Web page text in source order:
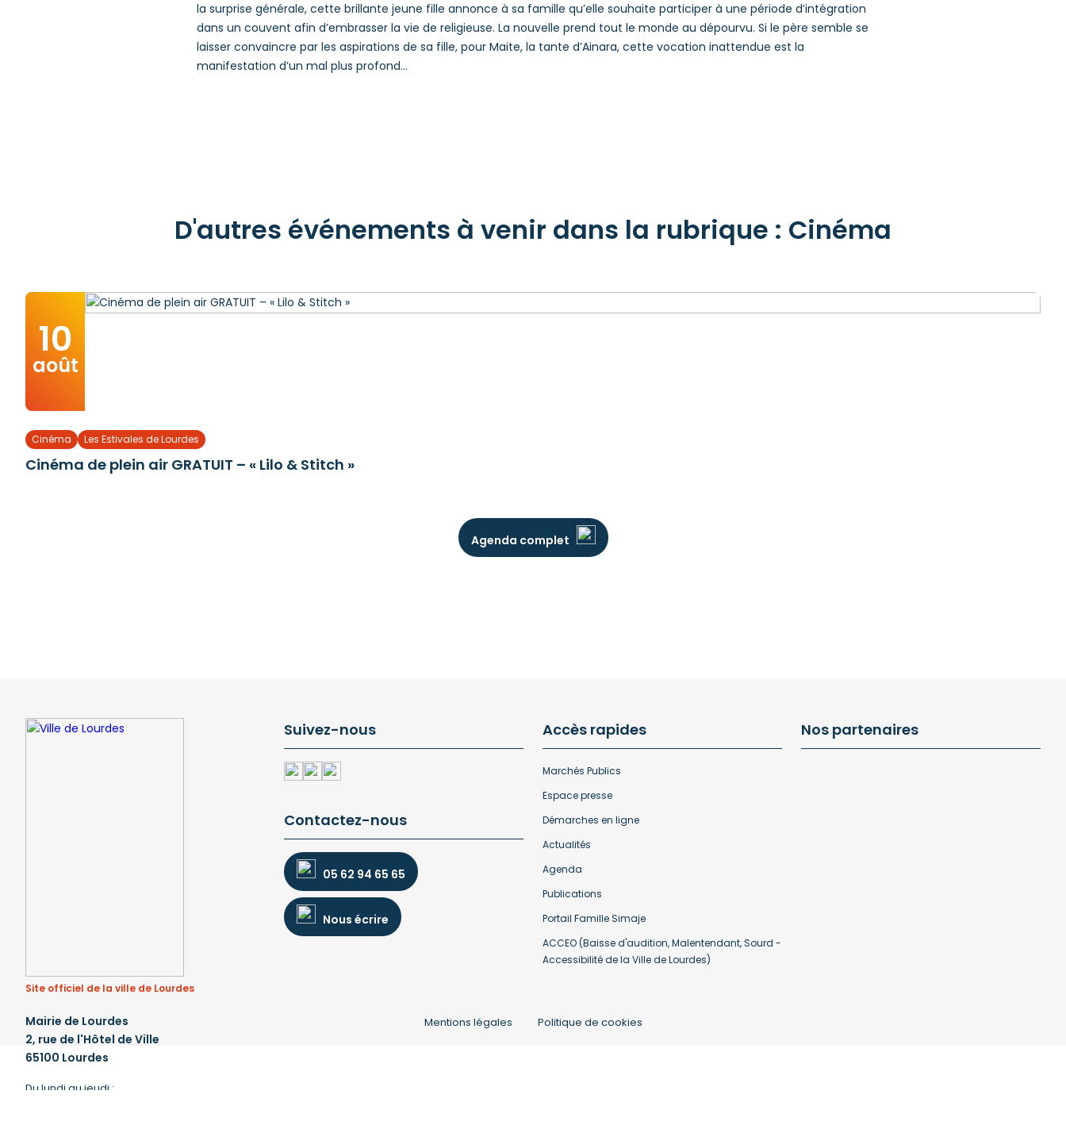
la surprise générale, cette brillante jeune fille annonce à sa famille qu’elle souhaite participer à une période d’intégration
dans un couvent afin d’embrasser la vie de religieuse. La nouvelle prend tout le monde au dépourvu. Si le père semble se
laisser convaincre par les aspirations de sa fille, pour Maite, la tante d’Ainara, cette vocation inattendue est la
manifestation d’un mal plus profond…
D'autres événements à venir dans la rubrique : Cinéma
10
août
Cinéma Les Estivales de Lourdes
Cinéma de plein air GRATUIT – « Lilo & Stitch »
Agenda complet
Site officiel de la ville de Lourdes
Mairie de Lourdes
2, rue de l'Hôtel de Ville
65100 Lourdes
Du lundi au jeudi :
Suivez-nous
Contactez-nous
05 62 94 65 65
Nous écrire
Accès rapides
Marchés Publics
Espace presse
Démarches en ligne
Actualités
Agenda
Publications
Portail Famille Simaje
ACCEO (Baisse d'audition, Malentendant, Sourd -
Accessibilité de la Ville de Lourdes)
Nos partenaires
Mentions légales Politique de cookies